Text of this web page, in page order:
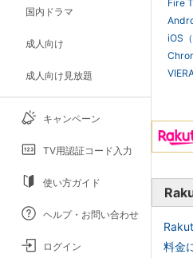
国内ドラマ
成人向け
成人向け見放題
キャンペーン
TV用認証コード入力
使い方ガイド
ヘルプ・お問い合わせ
ログイン
Fire
iOS（
料金